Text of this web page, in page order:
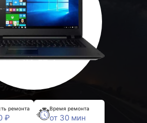
ремонта
₽
Время ремонта
от 30 мин